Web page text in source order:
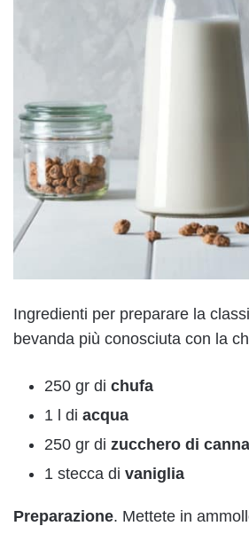
Ingredienti per preparare la
bevanda più conosciuta con la
250 gr di chufa
1 l di acqua
250 gr di zucchero di canna
1 stecca di vaniglia
Preparazione. Mettete in